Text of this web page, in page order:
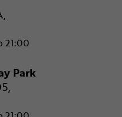
21:00
- Morski Park
Park